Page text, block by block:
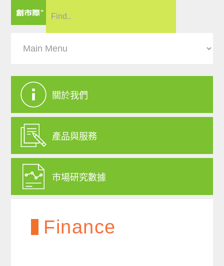
關於我們
產品與服務
市場研究數據
Finance